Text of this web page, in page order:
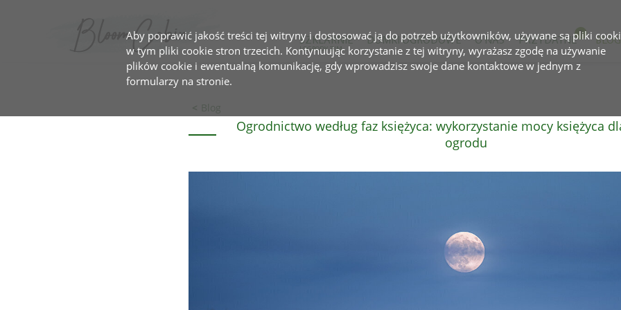
Aby poprawić jakość treści tej witryny i dostosować ją do potrzeb użytkowników, używane są pliki
w tym pliki cookie stron trzecich. Kontynuując korzystanie z tej witryny, wyrażasz zgodę na używanie
plików cookie i ewentualną komunikację, gdy wprowadzisz swoje dane kontaktowe w jednym z
formularzy na stronie.
SZKLARNIE
I OGRODY ZIMOWE
DOMKI OGRODOWE O NAS PRZYDATNE BLOG
Ogrodnictwo według faz księżyca: wykorzystanie mocy księżyca
ogrodu